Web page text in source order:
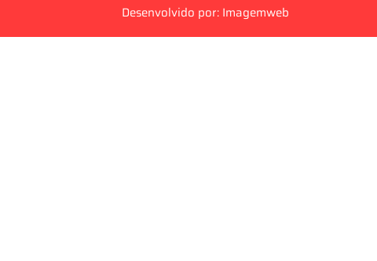
Desenvolvido por: Imagemweb